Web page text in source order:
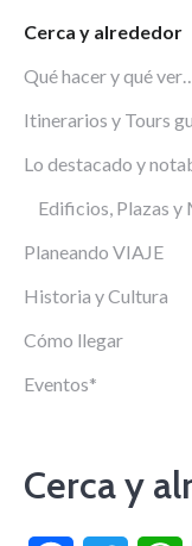
Cerca y alrededor
Qué hacer y qué
Itinerarios y Tours
Lo destacado y
Edificios, Plazas y
Planeando VIAJE
Historia y Cultura
Cómo llegar
Eventos*
Cerca y